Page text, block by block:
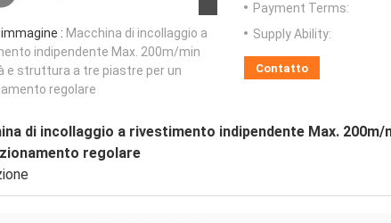
: Macchina di incollaggio a
indipendente Max. 200m/min
e struttura a tre piastre per un
regolare
Payment Terms:
Supply Ability:
Contatto
di incollaggio a rivestimento indipendente Max.
regolare